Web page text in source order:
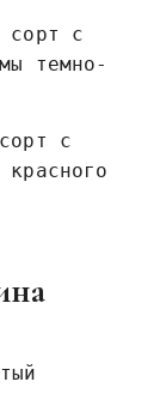
сорт с
темно-
с